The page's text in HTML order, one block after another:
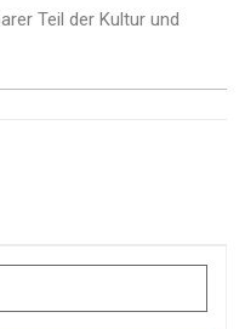
Teil der Kultur und